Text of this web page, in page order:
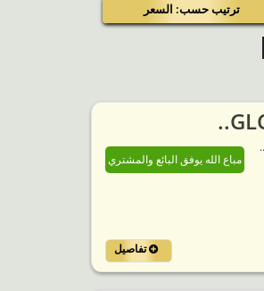
ترتيب حسب: السعر
مباع الله يوفق البائع والمشتري
تفاصيل